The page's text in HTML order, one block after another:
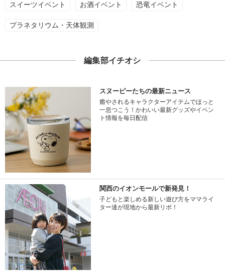
スイーツイベント お酒イベント 恐竜イベント
プラネタリウム・天体観測
編集部イチオシ
スヌーピーたちの最新ニュース
癒やされるキャラクターアイテムでほっと
一息つこう！かわいい最新グッズやイベン
ト情報を毎日配信
関西のイオンモールで新発見！
子どもと楽しめる新しい遊び方をママライ
ター達が現地から最新リポ！